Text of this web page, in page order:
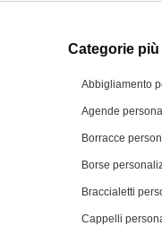
Categorie
Abbigliamento
Agende
Borracce
Borse
Braccialetti
Cappelli